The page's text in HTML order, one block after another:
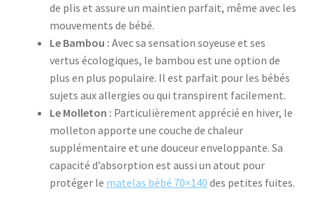
de plis et assure un maintien parfait, même avec les
mouvements de bébé.
Le Bambou : Avec sa sensation soyeuse et ses
vertus écologiques, le bambou est une option de
plus en plus populaire. Il est parfait pour les bébés
sujets aux allergies ou qui transpirent facilement.
Le Molleton : Particulièrement apprécié en hiver, le
molleton apporte une couche de chaleur
supplémentaire et une douceur enveloppante. Sa
capacité d’absorption est aussi un atout pour
protéger le matelas bébé 70×140 des petites fuites.